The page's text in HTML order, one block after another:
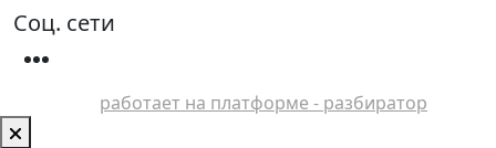
Соц. сети
работает на платформе - разбиратор